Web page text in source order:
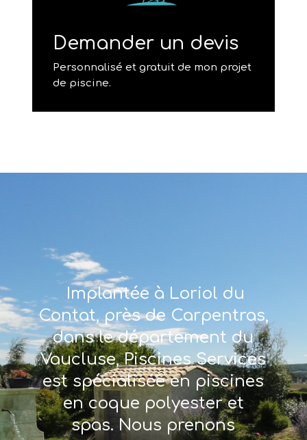
Demander un devis
Personnalisé et gratuit de mon projet
de piscine.
Implantée à Loriol du
Contat, près de Carpentras,
dans le département du
Vaucluse, Piscines Services
est spécialisée en piscines
en coque polyester et
spas. Nous prenons